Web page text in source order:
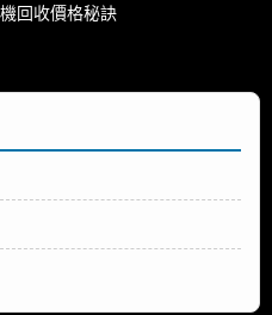
回收價格秘訣